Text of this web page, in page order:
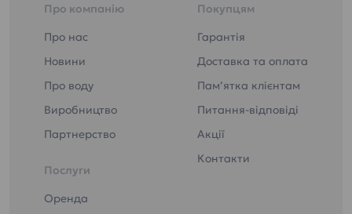
Про компанію
Про нас
Новини
Про воду
Виробництво
Партнерство
Послуги
Оренда
Покупцям
Гарантія
Доставка та оплата
Пам’ятка клієнтам
Питання-відповіді
Акції
Контакти